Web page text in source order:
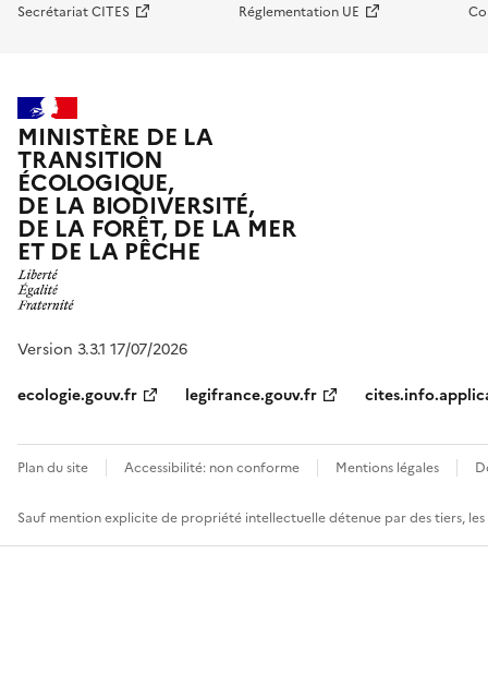
Secrétariat CITES Réglementation UE
MINISTÈRE DE LA
TRANSITION
ÉCOLOGIQUE,
DE LA BIODIVERSITÉ,
DE LA FORÊT, DE LA MER
ET DE LA PÊCHE
Version 3.3.1 17/07/2026
ecologie.gouv.fr
legifrance.gouv.fr
Plan du site Accessibilité: non conforme Mentions légales
Sauf mention explicite de propriété intellectuelle détenue par des tiers,